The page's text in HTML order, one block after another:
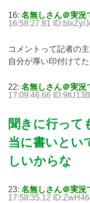
16: 名無しさん＠実況
16:58:27.81 ID:bIxZy/
コメントって記者の
自分が厚い印付けて
22: 名無しさん＠実況
17:09:46.66
聞きに行って
当に書いとい
しいからな
23: 名無しさん＠実況
17:58:35.12